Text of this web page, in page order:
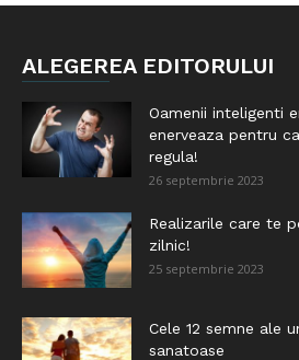
ALEGEREA EDITORULUI
Oamenii inteligenti
enerveaza pentru
regula!
26 septembrie 2023
Realizarile care te
zilnic!
25 septembrie 2023
Cele 12 semne ale
sanatoase